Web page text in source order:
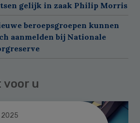
gelijk in zaak Philip Morris
beroepsgroepen kunnen
aanmelden bij Nationale
u
2025